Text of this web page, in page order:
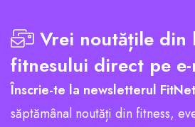
Vrei noutățile din
fitnesului direct pe
Înscrie-te la newsletterul
săptămânal noutăți din fitness,